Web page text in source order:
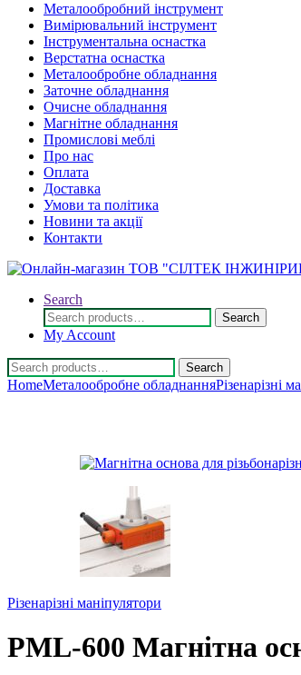
Металообробний інструмент
Вимірювальний інструмент
Інструментальна оснастка
Верстатна оснастка
Металообробне обладнання
Заточне обладнання
Очисне обладнання
Магнітне обладнання
Промислові меблі
Про нас
Оплата
Доставка
Умови та політика
Новини та акції
Контакти
Search
Search
for:
Search
My Account
Search
for:
Search
HomeМеталообробне обладнанняРізенарізні
Різенарізні маніпулятори
PML-600 Магнітна